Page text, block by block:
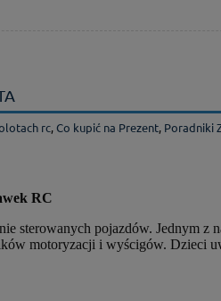
rc,Co kupić na Prezent, Poradniki
RC
sterowanych pojazdów. Jednym z
motoryzacji i wyścigów. Dzieci